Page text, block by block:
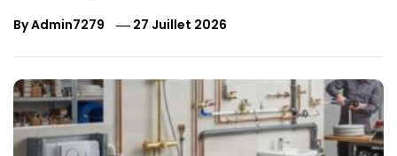
ByAdmin7279 27 Juillet 2026